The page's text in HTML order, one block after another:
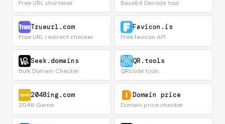
Free URL shortener Base64 Decode tool
Trueurl.com
Free URL redirect checker
Favicon.is
Free favicon API
Seek.domains
Bulk Domain Checker
QR.tools
QRcode tools
2048ing.com
2048 Game
Domain price
Domain price checker